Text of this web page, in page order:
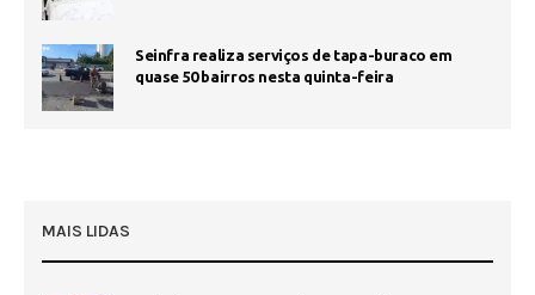
Seinfra realiza serviços de tapa-buraco em
quase 50 bairros nesta quinta-feira
MAIS LIDAS